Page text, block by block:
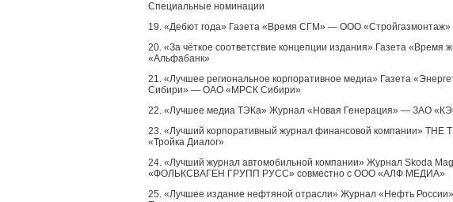
Специальные номинации
19. «Дебют года» Газета «Время СГМ» — ООО «Стройгазмонтаж»
20. «За чёткое соответствие концепции издания» Газета
«Альфабанк»
21. «Лучшее региональное корпоративное медиа» Газета
Сибири» — ОАО «МРСК Сибири»
22. «Лучшее медиа ТЭКа» Журнал «Новая Генерация» — ЗАО
23. «Лучший корпоративный журнал финансовой компании» THE
«Тройка Диалог»
24. «Лучший журнал автомобильной компании» Журнал Skoda
«ФОЛЬКСВАГЕН ГРУПП РУСС» совместно с ООО «АЛФ МЕДИА»
25. «Лучшее издание нефтяной отрасли» Журнал «Нефть